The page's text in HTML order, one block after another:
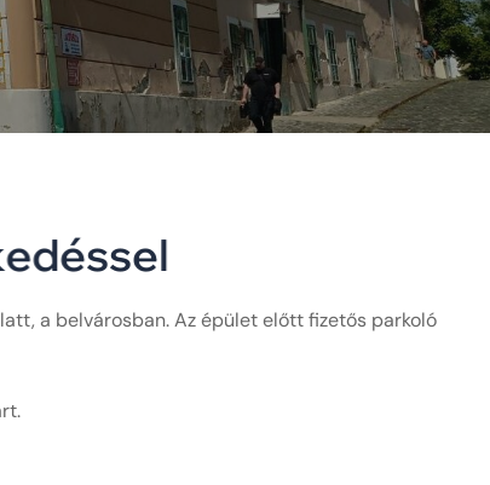
edéssel
a belvárosban. Az épület előtt fizetős parkoló